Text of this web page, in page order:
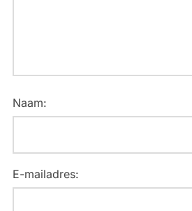
Naam:
E-mailadres: